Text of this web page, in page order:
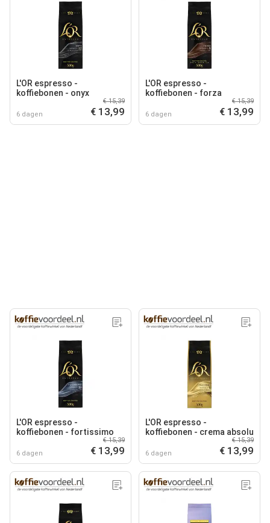
L'OR espresso -
koffiebonen - onyx
6 dagen
€ 15,39
€ 13,99
L'OR espresso -
koffiebonen - forza
6 dagen
€ 15,39
€ 13,99
L'OR espresso -
koffiebonen - fortissimo
6 dagen
€ 15,39
€ 13,99
L'OR espresso -
koffiebonen - crema absolu
6 dagen
€ 15,39
€ 13,99